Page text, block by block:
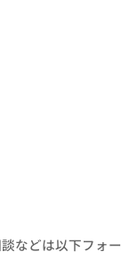
などは以下フォ